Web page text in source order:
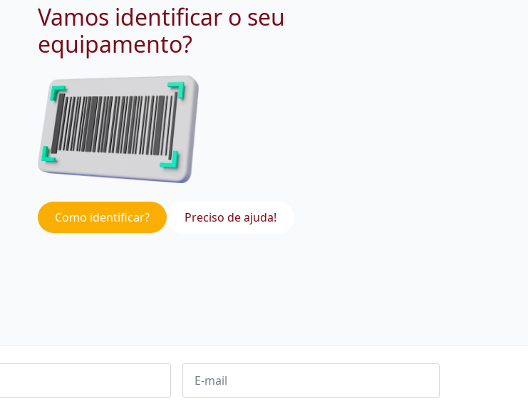
Vamos identificar o seu
equipamento?
Como identificar? Preciso de ajuda!
Email